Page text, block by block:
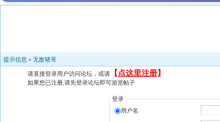
提示信息 » 无敌猪哥
请直接登录用户访问论坛，或请 【 点这里注册】
如果您已注册,请先登录论坛即可游览帖子
登录
用户名